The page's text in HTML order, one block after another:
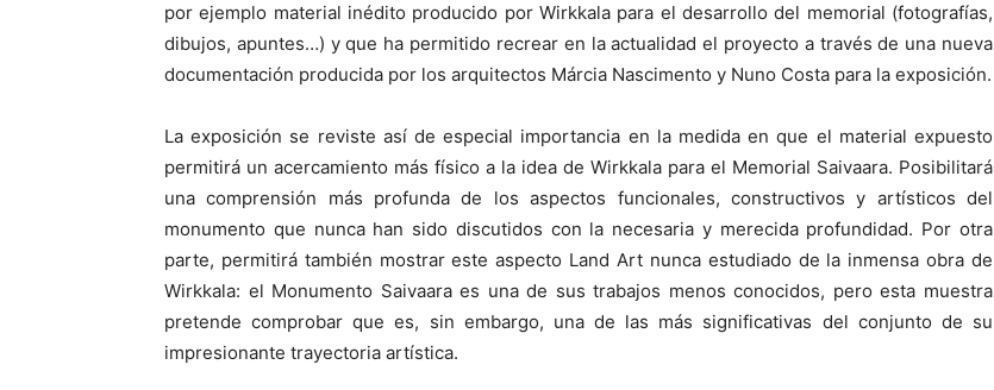
por ejemplo material inédito producido por Wirkkala para el desarrollo del memorial (fotografías,
dibujos, apuntes…) y que ha permitido recrear en la actualidad el proyecto a través de una nueva
documentación producida por los arquitectos Márcia Nascimento y Nuno Costa para la exposición.
La exposición se reviste así de especial importancia en la medida en que el material expuesto
permitirá un acercamiento más físico a la idea de Wirkkala para el Memorial Saivaara. Posibilitará
una comprensión más profunda de los aspectos funcionales, constructivos y artísticos del
monumento que nunca han sido discutidos con la necesaria y merecida profundidad. Por otra
parte, permitirá también mostrar este aspecto Land Art nunca estudiado de la inmensa obra de
Wirkkala: el Monumento Saivaara es una de sus trabajos menos conocidos, pero esta muestra
pretende comprobar que es, sin embargo, una de las más significativas del conjunto de su
impresionante trayectoria artística.